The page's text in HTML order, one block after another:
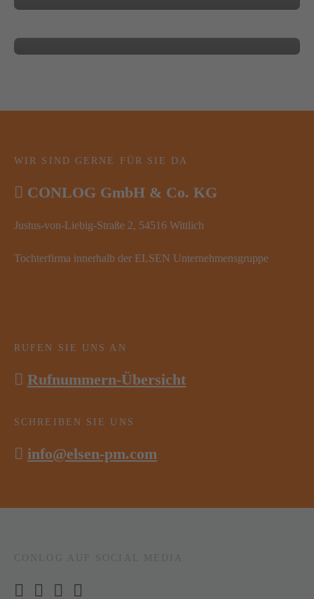
WIR SIND GERNE FÜR SIE DA
CONLOG GmbH & Co. KG
Justus-von-Liebig-Straße 2, 54516 Wittlich
Tochterfirma innerhalb der ELSEN Unternehmensgruppe
RUFEN SIE UNS AN
Rufnummern-Übersicht
SCHREIBEN SIE UNS
info@elsen-pm.com